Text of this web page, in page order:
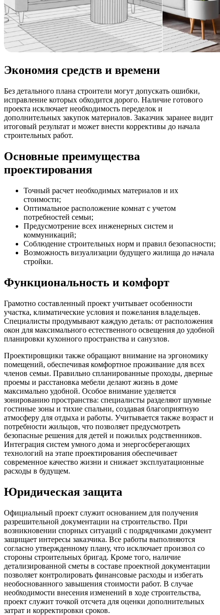
Экономия средств и времени
Без детального плана строители могут допускать ошибки,
исправление которых обходится дорого. Наличие готового
проекта исключает необходимость переделок и
дополнительных закупок материалов. Заказчик заранее видит
итоговый результат и может внести коррективы до начала
строительных работ.
Основные преимущества
проектирования
Точный расчет необходимых материалов и их
стоимости;
Оптимальное расположение комнат с учетом
потребностей семьи;
Предусмотрение всех инженерных систем и
коммуникаций;
Соблюдение строительных норм и правил безопасности;
Возможность визуализации будущего жилища до начала
стройки.
Функциональность и комфорт
Грамотно составленный проект учитывает особенности
участка, климатические условия и пожелания владельцев.
Специалисты продумывают каждую деталь: от расположения
окон для максимального естественного освещения до удобной
планировки кухонного пространства и санузлов.
Проектировщики также обращают внимание на эргономику
помещений, обеспечивая комфортное проживание для всех
членов семьи. Правильно спланированные проходы, дверные
проемы и расстановка мебели делают жизнь в доме
максимально удобной. Особое внимание уделяется
зонированию пространства: специалисты разделяют шумные
гостиные зоны и тихие спальни, создавая благоприятную
атмосферу для отдыха и работы. Учитывается также возраст и
потребности жильцов, что позволяет предусмотреть
безопасные решения для детей и пожилых родственников.
Интеграция систем умного дома и энергосберегающих
технологий на этапе проектирования обеспечивает
современное качество жизни и снижает эксплуатационные
расходы в будущем.
Юридическая защита
Официальный проект служит основанием для получения
разрешительной документации на строительство. При
возникновении спорных ситуаций с подрядчиками документ
защищает интересы заказчика. Все работы выполняются
согласно утвержденному плану, что исключает произвол со
стороны строительных бригад. Кроме того, наличие
детализированной сметы в составе проектной документации
позволяет контролировать финансовые расходы и избегать
необоснованного завышения стоимости работ. В случае
необходимости внесения изменений в ходе строительства,
проект служит точкой отсчета для оценки дополнительных
затрат и корректировки сроков.